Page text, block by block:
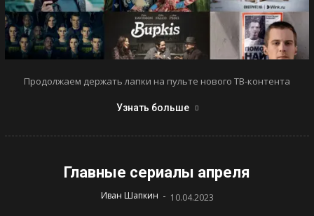
Продолжаем держать лапки на пульте нового ТВ-контента
Узнать больше
Главные сериалы апреля
Иван Шапкин - 10.04.2023